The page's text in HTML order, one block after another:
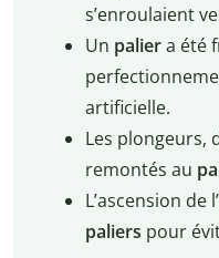
s’enroulaient
Un paliera été
artificielle.
Les plongeurs,
remontés au
L’ascension de
paliers pour